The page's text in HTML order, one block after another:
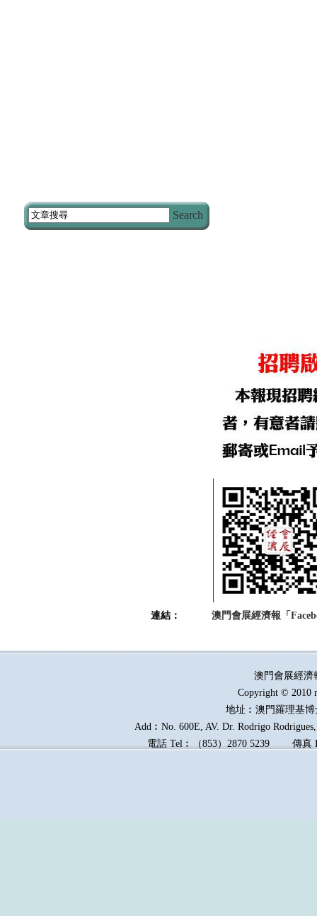
Search
連結： 澳門會展經濟報「
澳門會展經
Copyright © 2010
地址︰澳門羅理基
Add︰No. 600E, AV. Dr. Rodrigo
電話 Tel︰（853）2870 5239傳真